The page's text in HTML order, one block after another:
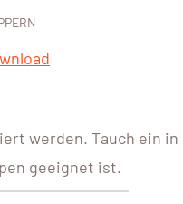
werden. Tauch ein
geeignet ist.